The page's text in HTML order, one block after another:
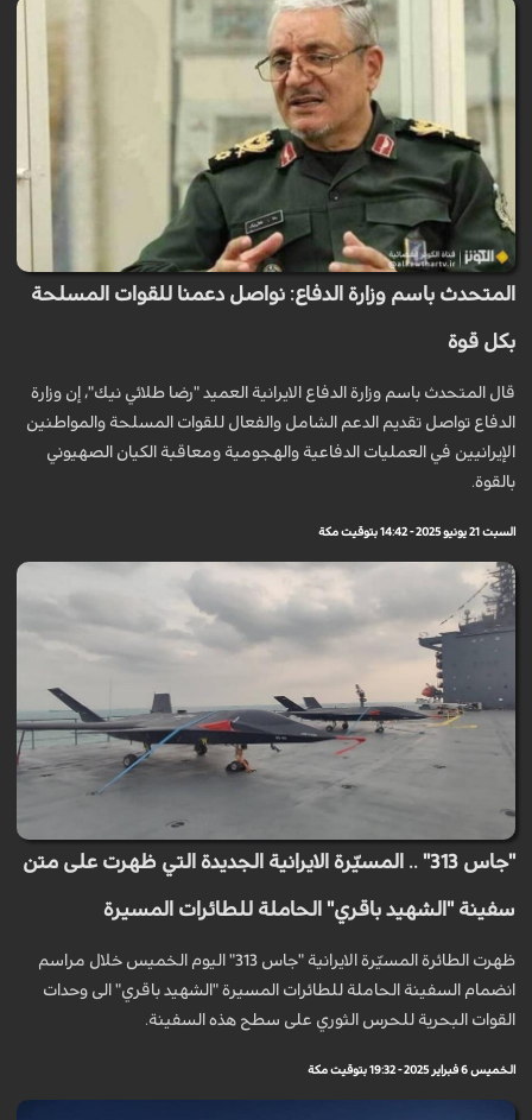
المتحدث باسم وزارة الدفاع: نواصل دعمنا للقوات المسلحة
بكل قوة
قال المتحدث باسم وزارة الدفاع الايرانية العميد "رضا طلائي نيك"، إن وزارة
الدفاع تواصل تقديم الدعم الشامل والفعال للقوات المسلحة والمواطنين
الإيرانيين في العمليات الدفاعية والهجومية ومعاقبة الكيان الصهيوني
بالقوة.
السبت 21 يونيو 2025 - 14:42 بتوقيت مكة
"جاس 313" .. المسيّرة الايرانية الجديدة التي ظهرت على متن
سفينة "الشهيد باقري" الحاملة للطائرات المسيرة
ظهرت الطائرة المسيّرة الايرانية "جاس 313" اليوم الخميس خلال مراسم
انضمام السفينة الحاملة للطائرات المسيرة "الشهيد باقري" الى وحدات
القوات البحرية للحرس الثوري على سطح هذه السفينة.
الخميس 6 فبراير 2025 - 19:32 بتوقيت مكة